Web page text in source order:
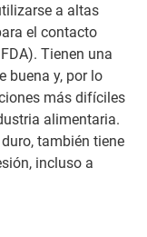
a altas
el contacto
Tienen una
buena y, por lo
más difíciles
alimentaria.
también tiene
incluso a